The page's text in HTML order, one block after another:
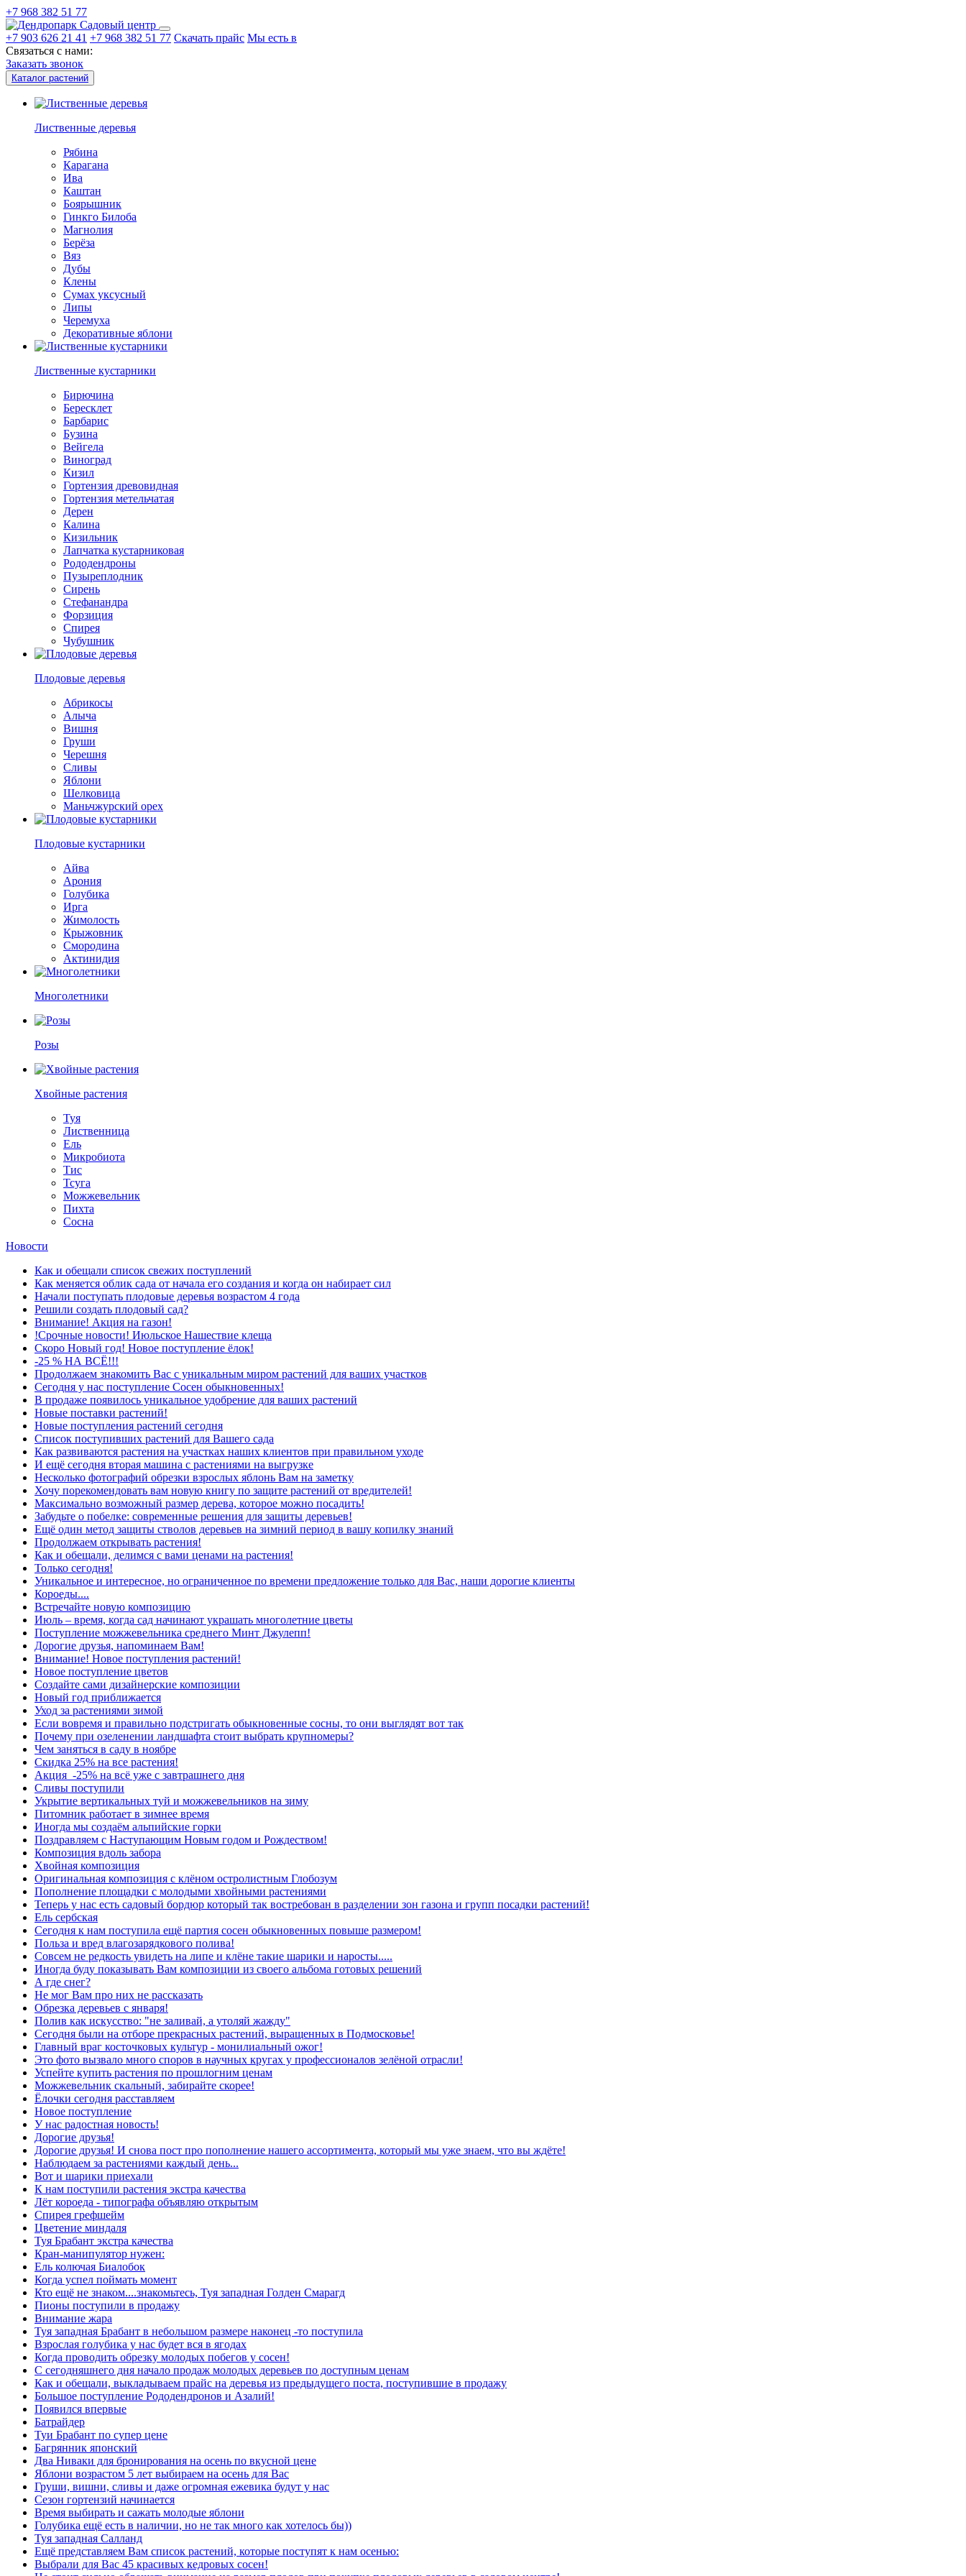
+7 968 382 51 77
Садовый центр
+7 903 626 21 41 +7 968 382 51 77 Скачать прайс Мы есть в
Связаться с нами:
Заказать звонок
Каталог растений
Лиственные деревья
Рябина
Карагана
Ива
Каштан
Боярышник
Гинкго Билоба
Магнолия
Берёза
Вяз
Дубы
Клены
Сумах уксусный
Липы
Черемуха
Декоративные яблони
Лиственные кустарники
Бирючина
Бересклет
Барбарис
Бузина
Вейгела
Виноград
Кизил
Гортензия древовидная
Гортензия метельчатая
Дерен
Калина
Кизильник
Лапчатка кустарниковая
Рододендроны
Пузыреплодник
Сирень
Стефанандра
Форзиция
Спирея
Чубушник
Плодовые деревья
Абрикосы
Алыча
Вишня
Груши
Черешня
Сливы
Яблони
Шелковица
Маньчжурский орех
Плодовые кустарники
Айва
Арония
Голубика
Ирга
Жимолость
Крыжовник
Смородина
Актинидия
Многолетники
Розы
Хвойные растения
Туя
Лиственница
Ель
Микробиота
Тис
Тсуга
Можжевельник
Пихта
Сосна
Новости
Как и обещали список свежих поступлений
Как меняется облик сада от начала его создания и когда он набирает сил
Начали поступать плодовые деревья возрастом 4 года
Решили создать плодовый сад?
Внимание! Акция на газон!
!Срочные новости! Июльское Нашествие клеща
Скоро Новый год! Новое поступление ёлок!
-25 % НА ВСЁ!!!
Продолжаем знакомить Вас с уникальным миром растений для ваших участков
Сегодня у нас поступление Сосен обыкновенных!
В продаже появилось уникальное удобрение для ваших растений
Новые поставки растений!
Новые поступления растений сегодня
Список поступивших растений для Вашего сада
Как развиваются растения на участках наших клиентов при правильном уходе
И ещё сегодня вторая машина с растениями на выгрузке
Несколько фотографий обрезки взрослых яблонь Вам на заметку
Хочу порекомендовать вам новую книгу по защите растений от вредителей!
Максимально возможный размер дерева, которое можно посадить!
Забудьте о побелке: современные решения для защиты деревьев!
Ещё один метод защиты стволов деревьев на зимний период в вашу копилку знаний
Продолжаем открывать растения!
Как и обещали, делимся с вами ценами на растения!
Только сегодня!
Уникальное и интересное, но ограниченное по времени предложение только для Вас, наши дорогие клиенты
Короеды....
Встречайте новую композицию
Июль – время, когда сад начинают украшать многолетние цветы
Поступление можжевельника среднего Минт Джулепп!
Дорогие друзья, напоминаем Вам!
Внимание! Новое поступления растений!
Новое поступление цветов
Создайте сами дизайнерские композиции
Новый год приближается
Уход за растениями зимой
Если вовремя и правильно подстригать обыкновенные сосны, то они выглядят вот так
Почему при озеленении ландшафта стоит выбрать крупномеры?
Чем заняться в саду в ноябре
Скидка 25% на все растения!
Акция -25% на всё уже с завтрашнего дня
Сливы поступили
Укрытие вертикальных туй и можжевельников на зиму
Питомник работает в зимнее время
Иногда мы создаём альпийские горки
Поздравляем с Наступающим Новым годом и Рождеством!
Композиция вдоль забора
Хвойная композиция
Оригинальная композиция с клёном остролистным Глобозум
Пополнение площадки с молодыми хвойными растениями
Теперь у нас есть садовый бордюр который так востребован в разделении зон газона и групп посадки растений!
Ель сербская
Сегодня к нам поступила ещё партия сосен обыкновенных повыше размером!
Польза и вред влагозарядкового полива!
Совсем не редкость увидеть на липе и клёне такие шарики и наросты.....
Иногда буду показывать Вам композиции из своего альбома готовых решений
А где снег?
Не мог Вам про них не рассказать
Обрезка деревьев с января!
Полив как искусство: "не заливай, а утоляй жажду"
Сегодня были на отборе прекрасных растений, выращенных в Подмосковье!
Главный враг косточковых культур - монилиальный ожог!
Это фото вызвало много споров в научных кругах у профессионалов зелёной отрасли!
Успейте купить растения по прошлогним ценам
Можжевельник скальный, забирайте скорее!
Ёлочки сегодня расставляем
Новое поступление
У нас радостная новость!
Дорогие друзья!
Дорогие друзья! И снова пост про пополнение нашего ассортимента, который мы уже знаем, что вы ждёте!
Наблюдаем за растениями каждый день...
Вот и шарики приехали
К нам поступили растения экстра качества
Лёт короеда - типографа объявляю открытым
Спирея грефшейм
Цветение миндаля
Туя Брабант экстра качества
Кран-манипулятор нужен:
Ель колючая Биалобок
Когда успел поймать момент
Кто ещё не знаком....знакомьтесь, Туя западная Голден Смарагд
Пионы поступили в продажу
Внимание жара
Туя западная Брабант в небольшом размере наконец -то поступила
Взрослая голубика у нас будет вся в ягодах
Когда проводить обрезку молодых побегов у сосен!
С сегодняшнего дня начало продаж молодых деревьев по доступным ценам
Как и обещали, выкладываем прайс на деревья из предыдущего поста, поступившие в продажу
Большое поступление Рододендронов и Азалий!
Появился впервые
Батрайдер
Туи Брабант по супер цене
Багрянник японский
Два Ниваки для бронирования на осень по вкусной цене
Яблони возрастом 5 лет выбираем на осень для Вас
Груши, вишни, сливы и даже огромная ежевика будут у нас
Сезон гортензий начинается
Время выбирать и сажать молодые яблони
Голубика ещё есть в наличии, но не так много как хотелось бы))
Туя западная Салланд
Ещё представляем Вам список растений, которые поступят к нам осенью:
Выбрали для Вас 45 красивых кедровых сосен!